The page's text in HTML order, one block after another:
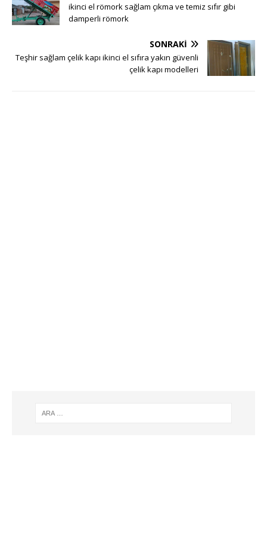
ikinci el römork sağlam çıkma ve temiz sıfır gibi
damperli römork
SONRAKI
Teşhir sağlam çelik kapı ikinci el sıfıra yakın güvenli
çelik kapı modelleri